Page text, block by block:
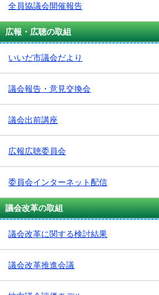
全員協議会開催報告
広報・広聴の取組
いいだ市議会だより
議会報告・意見交換会
議会出前講座
広報広聴委員会
委員会インターネット配信
議会改革の取組
議会改革に関する検討結果
議会改革推進会議